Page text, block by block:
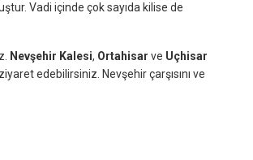
Vadi içinde çok sayıda kilise de
Nevşehir Kalesi, Ortahisar ve Uçhisar
edebilirsiniz. Nevşehir çarşısını ve